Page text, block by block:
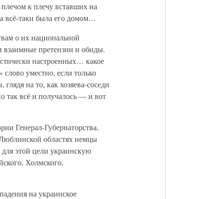
к плечу вставших на
всё-таки была его домом…
о их национальной
претензии и обиды.
настроенных… какое
уместно, если только
на то, как хозяева-соседи
так всё и получалось — и вот
Генерал-Губернаторства,
областях немцы
этой цели украинскую
Холмского,
на украинское